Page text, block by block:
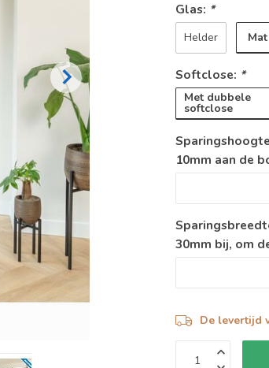
Glas: *
Helder Mat
Softclose: *
Met dubbele
softclose
10mm aan de
30mm bij, om
De levertijd